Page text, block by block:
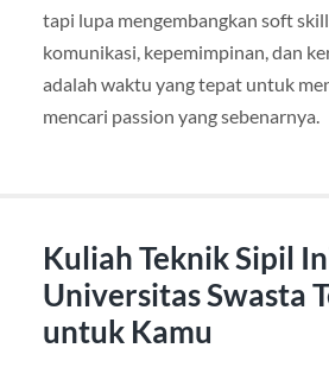
tapi lupa mengembangkan soft
komunikasi, kepemimpinan, dan
adalah waktu yang tepat untuk
mencari passion yang sebenarnya.
Kuliah Teknik Sipil
Universitas Swasta
untuk Kamu